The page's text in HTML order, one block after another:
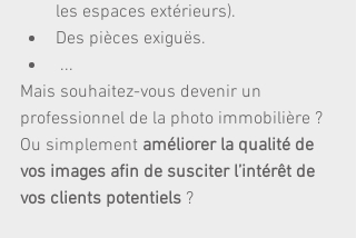
les espaces extérieurs).
Des pièces exiguës.
...
Mais souhaitez-vous devenir un
professionnel de la photo immobilière ?
Ou simplement améliorer la qualité de
vos images afin de susciter l’intérêt de
vos clients potentiels ?